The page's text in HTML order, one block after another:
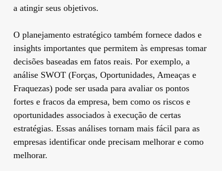
a atingir seus objetivos.
O planejamento estratégico também fornece dados e
insights importantes que permitem às empresas tomar
decisões baseadas em fatos reais. Por exemplo, a
análise SWOT (Forças, Oportunidades, Ameaças e
Fraquezas) pode ser usada para avaliar os pontos
fortes e fracos da empresa, bem como os riscos e
oportunidades associados à execução de certas
estratégias. Essas análises tornam mais fácil para as
empresas identificar onde precisam melhorar e como
melhorar.